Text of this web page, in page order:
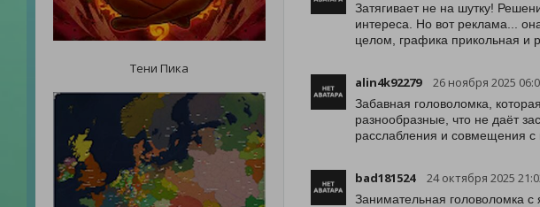
Тени Пика
Затягивает не на шутку!
интереса. Но вот реклама...
целом, графика прикольная и
alin4k92279 26 ноября 2025
Забавная головоломка,
разнообразные, что не даёт
расслабления и совмещения с
bad181524 24 октября 2025
Занимательная головоломка